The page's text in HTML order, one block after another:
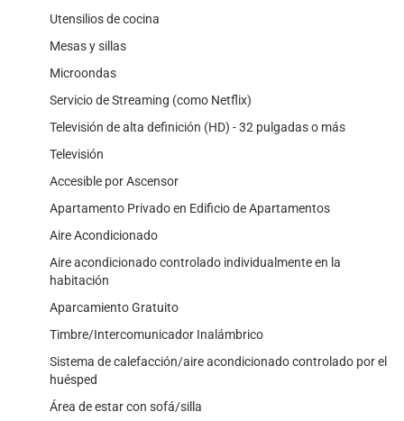
Utensilios de cocina
Mesas y sillas
Microondas
Servicio de Streaming (como Netflix)
Televisión de alta definición (HD) - 32 pulgadas o más
Televisión
Accesible por Ascensor
Apartamento Privado en Edificio de Apartamentos
Aire Acondicionado
Aire acondicionado controlado individualmente en la
habitación
Aparcamiento Gratuito
Timbre/Intercomunicador Inalámbrico
Sistema de calefacción/aire acondicionado controlado por el
huésped
Área de estar con sofá/silla